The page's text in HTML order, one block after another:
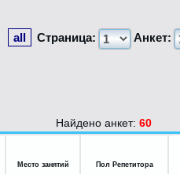
all Страница: Анкет:
Найдено анкет: 60
Место занятий Пол Репетитора